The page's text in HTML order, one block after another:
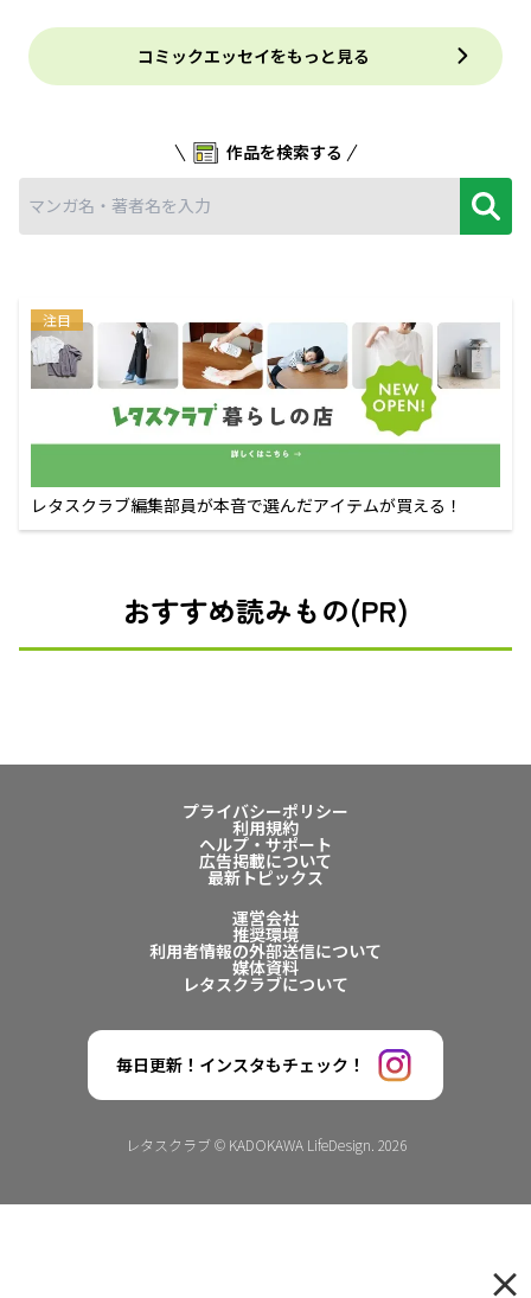
コミックエッセイをもっと見る
作品を検索する
注目
レタスクラブ編集部員が本音で選んだアイテムが買える！
おすすめ読みもの(PR)
プライバシーポリシー
利用規約
ヘルプ・サポート
広告掲載について
最新トピックス
運営会社
推奨環境
利用者情報の外部送信について
媒体資料
レタスクラブについて
毎日更新！インスタもチェック！
レタスクラブ © KADOKAWA LifeDesign. 2026
×